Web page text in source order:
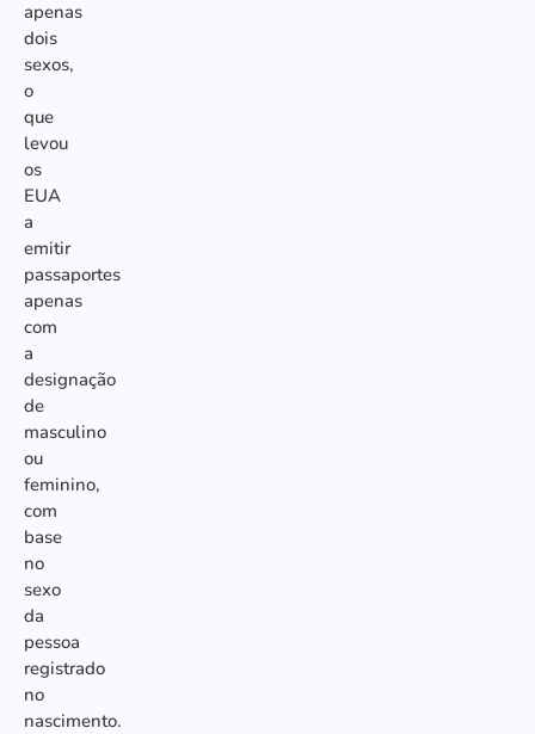
apenas
dois
sexos,
o
que
levou
os
EUA
a
emitir
passaportes
apenas
com
a
designação
de
masculino
ou
feminino,
com
base
no
sexo
da
pessoa
registrado
no
nascimento.